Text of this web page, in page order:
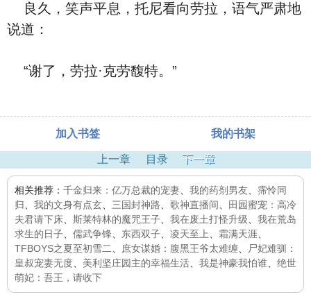
良久，笑声平息，托尼看向劳拉，语气严肃地
说道：
“谢了，劳拉·克劳馥特。”
加入书签 我的书架
上一章 目录 下一章
相关推荐： 千金归来：亿万总裁的宠妻 我的药剂男友
霈怜同
归
我的文身有点玄 三国封神路 歌神直播间
田园蜜宠：高冷
夫君请下床
斯莱特林的魔咒王子 我在废土打怪升级
我在荒岛
求生的日子
儒武争锋 东西双子 凌天至上 霜满天涯
TFBOYS之夏至初雪二
庶女谋婚：腹黑王爷太难缠
尸妃难驯：
皇叔宠妻无度
美利坚庄园主的幸福生活 我是神豪我怕谁
绝世
萌妃：吾王，请收下